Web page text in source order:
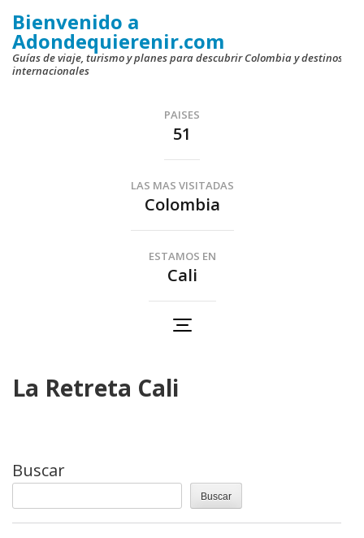
Saltar
contenido
Bienvenido a
Adondequierenir.com
Guías de viaje, turismo y planes para descubrir Colombia y destinos
internacionales
PAISES
51
LAS MAS VISITADAS
Colombia
ESTAMOS EN
Cali
La Retreta Cali
Buscar
Buscar